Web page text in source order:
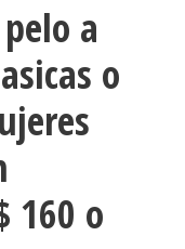
a
o
160 o